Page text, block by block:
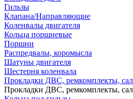
Гильзы
Клапана/Направляющие
Коленвалы двигателя
Кольца поршневые
Поршни
Распредвалы, коромысла
Шатуны двигателя
Шестерня коленвала
Прокладки ДВС, ремкомплекты,
Прокладки ДВС, ремкомплекты,